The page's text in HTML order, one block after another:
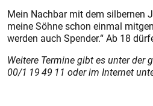
Mein Nachbar mit dem silbernen
meine Söhne schon einmal
werden auch Spender.“ Ab 18
Weitere Termine gibt es unter der
00/1 19 49 11 oder im Internet